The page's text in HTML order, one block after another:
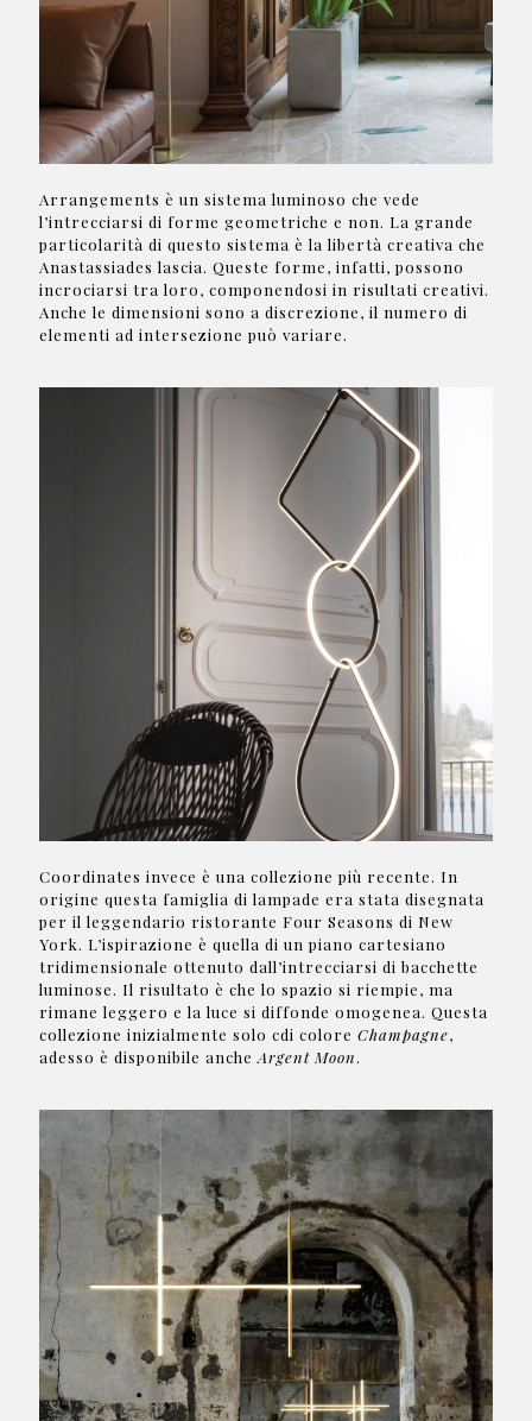
Arrangements è un sistema luminoso che vede
l’intrecciarsi di forme geometriche e non. La grande
particolarità di questo sistema è la libertà creativa che
Anastassiades lascia. Queste forme, infatti, possono
incrociarsi tra loro, componendosi in risultati creativi.
Anche le dimensioni sono a discrezione, il numero di
elementi ad intersezione può variare.
Coordinates invece è una collezione più recente. In
origine questa famiglia di lampade era stata disegnata
per il leggendario ristorante Four Seasons di New
York. L’ispirazione è quella di un piano cartesiano
tridimensionale ottenuto dall’intrecciarsi di bacchette
luminose. Il risultato è che lo spazio si riempie, ma
rimane leggero e la luce si diffonde omogenea. Questa
collezione inizialmente solo cdi colore Champagne,
adesso è disponibile anche Argent Moon.